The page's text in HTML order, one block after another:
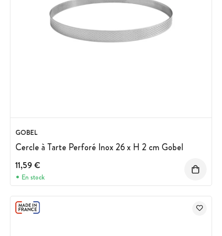
GOBEL
Cercle à Tarte Perforé Inox 26 x H 2 cm Gobel
11,59 €
En stock